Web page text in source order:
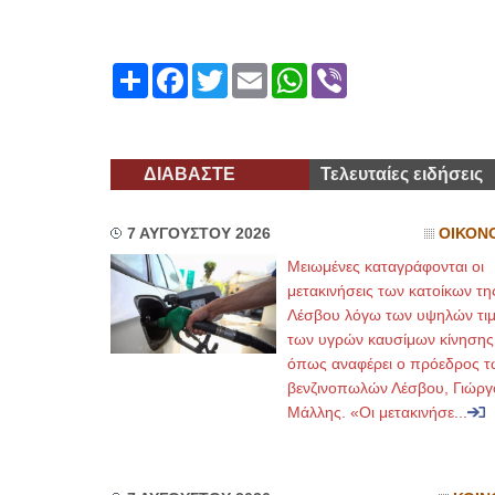
ShareFacebook
TwitterEmailWhatsApp
Viber
ΔΙΑΒΑΣΤΕ Τελευταίες ειδήσεις
7 ΑΥΓΟΥΣΤΟΥ 2026
Μειωμένες καταγράφονται οι
μετακινήσεις των κατοίκων
Λέσβου λόγω των υψηλών
των υγρών καυσίμων κίνησης,
όπως αναφέρει ο πρόεδρος
βενζινοπωλών Λέσβου,
Μάλλης. «Οι μετακινήσε...